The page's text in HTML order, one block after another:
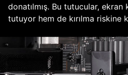
donatılmış. Bu tutucular, ekran
tutuyor hem de kırılma riskine